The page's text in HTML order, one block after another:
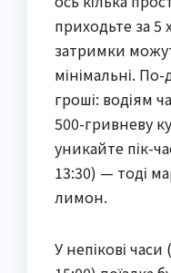
приходьте за
затримки
мінімальні.
гроші: водіям
500-гривневу
уникайте пік-
13:30) — тоді
лимон.
У непікові